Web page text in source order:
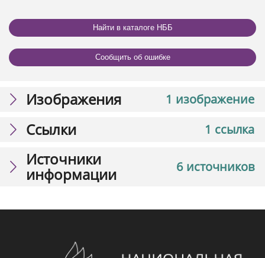
Найти в каталоге НББ
Сообщить об ошибке
1 изображение
Изображения
1 ссылка
Ссылки
6 источников
Источники
информации